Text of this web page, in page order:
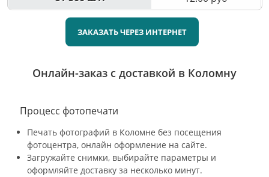
ЗАКАЗАТЬ ЧЕРЕЗ ИНТЕРНЕТ
Онлайн-заказ с доставкой в Коломну
Процесс фотопечати
Печать фотографий в Коломне без посещения
фотоцентра, онлайн оформление на сайте.
Загружайте снимки, выбирайте параметры и
оформляйте доставку за несколько минут.